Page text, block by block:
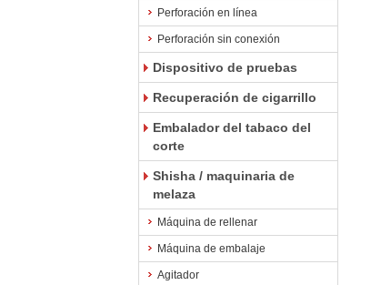
Perforación en línea
Perforación sin conexión
Dispositivo de pruebas
Recuperación de cigarrillo
Embalador del tabaco del
corte
Shisha / maquinaria de
melaza
Máquina de rellenar
Máquina de embalaje
Agitador